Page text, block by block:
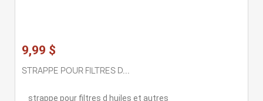
9,99 $
STRAPPE POUR FILTRES D...
strappe pour filtres d huiles et autres